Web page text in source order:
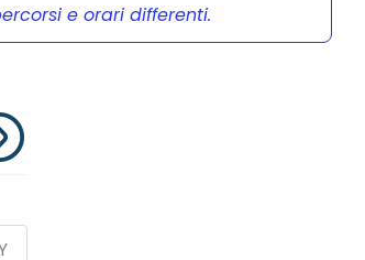
e orari differenti.